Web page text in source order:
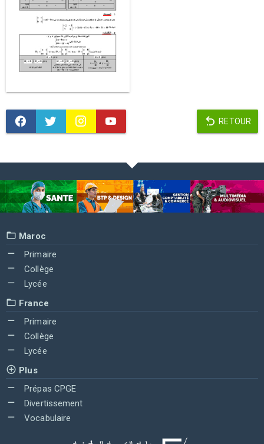
RETOUR
Maroc
Primaire
Collège
Lycée
France
Primaire
Collège
Lycée
Plus
Prépas CPGE
Divertissement
Vocabulaire